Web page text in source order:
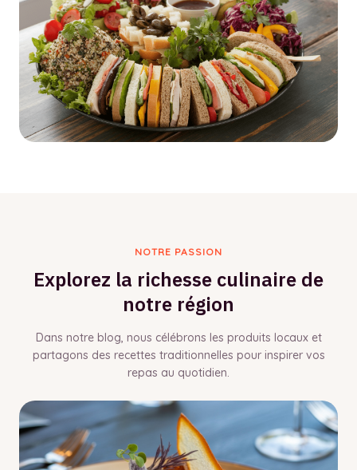
NOTRE PASSION
Explorez la richesse culinaire de
notre région
Dans notre blog, nous célébrons les produits locaux et
partagons des recettes traditionnelles pour inspirer vos
repas au quotidien.